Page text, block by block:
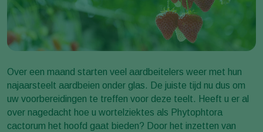
Over een maand starten veel aardbeitelers weer met hun
najaarsteelt aardbeien onder glas. De juiste tijd nu dus om
uw voorbereidingen te treffen voor deze teelt. Heeft u er al
over nagedacht hoe u wortelziektes als Phytophtora
cactorum het hoofd gaat bieden? Door het inzetten van